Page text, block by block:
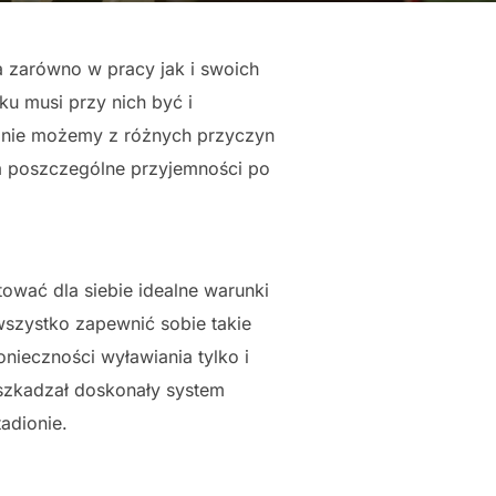
zarówno w pracy jak i swoich
musi przy nich być i
możemy z różnych przyczyn
poszczególne przyjemności po
dla siebie idealne warunki
zapewnić sobie takie
wyławiania tylko i
doskonały system